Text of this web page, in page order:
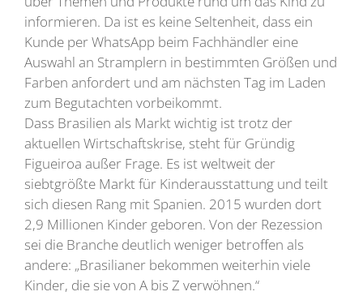
informieren. Da ist es keine Seltenheit, dass ein
Kunde per WhatsApp beim Fachhändler eine
Auswahl an Stramplern in bestimmten Größen und
Farben anfordert und am nächsten Tag im Laden
zum Begutachten vorbeikommt.
Dass Brasilien als Markt wichtig ist trotz der
aktuellen Wirtschaftskrise, steht für Gründig
Figueiroa außer Frage. Es ist weltweit der
siebtgrößte Markt für Kinderausstattung und teilt
sich diesen Rang mit Spanien. 2015 wurden dort
2,9 Millionen Kinder geboren. Von der Rezession
sei die Branche deutlich weniger betroffen als
andere: „Brasilianer bekommen weiterhin viele
Kinder, die sie von A bis Z verwöhnen.“